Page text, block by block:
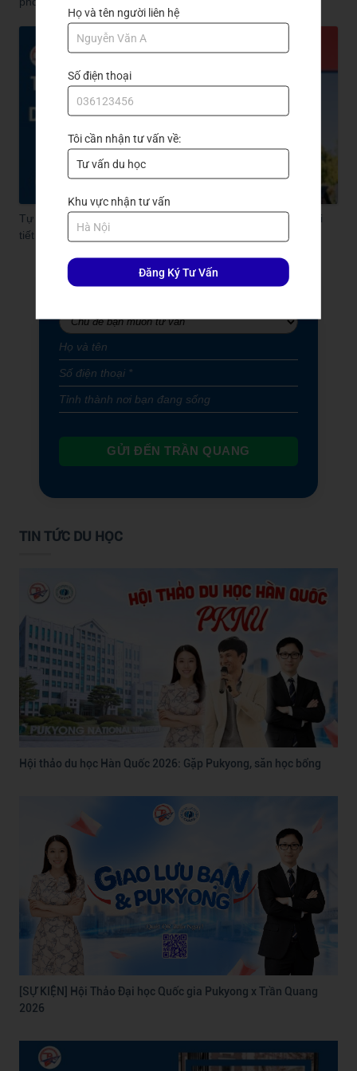
Tự làm hồ sơ du học Đài Loan có dễ không? Hướng dẫn chi
tiết của Trần Quang
Đăng ký nhận tư vấn
GỬI ĐẾN TRẦN QUANG
TIN TỨC DU HỌC
Hội thảo du học Hàn Quốc 2026: Gặp Pukyong, săn học bổng
[SỰ KIỆN] Hội Thảo Đại học Quốc gia Pukyong x Trần Quang
2026
Họ và tên người liên hệ
Số điện thoại
Tôi cần nhận tư vấn về:
Khu vực nhận tư vấn
Đăng Ký Tư Vấn